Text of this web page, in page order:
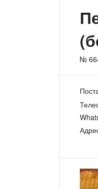
№